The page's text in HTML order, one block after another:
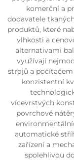
komerční a
dodavatele
produktů, které
vlhkosti a
alternativami
využívají
strojů a
konzistentní
vícevrstvých
povrchové
automatické
zařízení a
spolehlivou